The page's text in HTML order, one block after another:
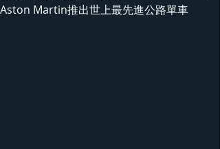
Aston Martin推出世上最先進公路單車